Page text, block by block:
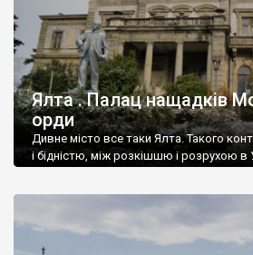
Ялта . Палац нащадків
орди
Дивне місто все таки Ялта. Такого
і бідністю, між розкішшю і розрухою в